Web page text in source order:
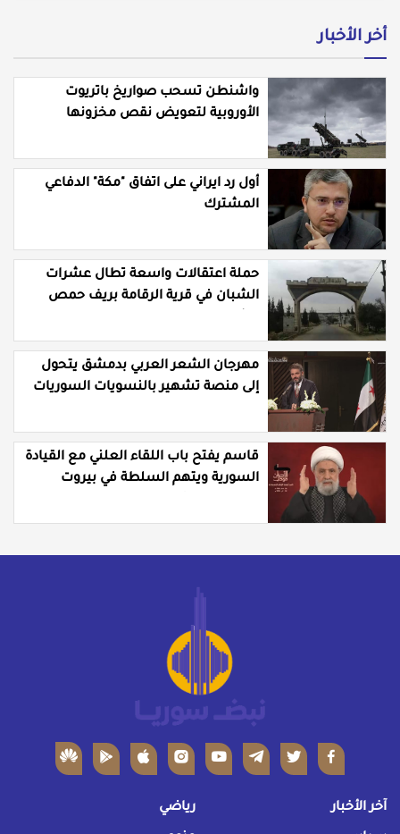
أخر الأخبار
واشنطن تسحب صواريخ باتريوت
الأوروبية لتعويض نقص مخزونها
أول رد ايراني على اتفاق "مكة" الدفاعي
المشترك
حملة اعتقالات واسعة تطال عشرات
الشبان في قرية الرقامة بريف حمص
مهرجان الشعر العربي بدمشق يتحول
إلى منصة تشهير بالنسويات السوريات
قاسم يفتح باب اللقاء العلني مع القيادة
السورية ويتهم السلطة في بيروت
آخر الأخبار رياضي